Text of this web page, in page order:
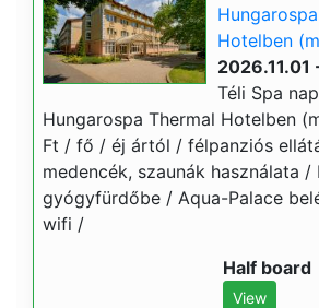
Hotelben
2026.11.01
Téli Spa
Hungarospa Thermal Hotelben
Ft / fő / éj ártól / félpanziós
medencék, szaunák használata /
gyógyfürdőbe / Aqua-Palace
wifi /
Half board
View